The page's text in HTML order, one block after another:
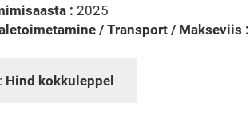
: 2025
/ Transport / Makseviis :
Hind kokkuleppel